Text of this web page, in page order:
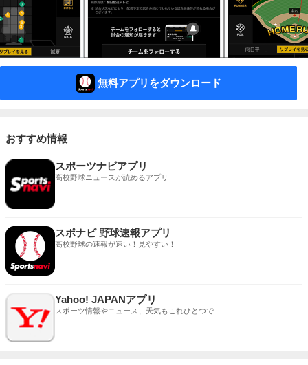
無料アプリをダウンロード
おすすめ情報
スポーツナビアプリ
高校野球ニュースが読めるアプリ
スポナビ 野球速報アプリ
高校野球の速報が速い！見やすい！
Yahoo! JAPANアプリ
スポーツ情報やニュース、天気もこれひとつで